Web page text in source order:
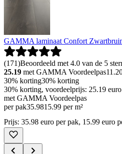
GAMMA laminaat Confort
(171)Beoordeeld met 4.0 van de 5
25.19 met GAMMA Voordeelpas
30% korting30% korting
30% korting, voordeelprijs: 25.19
met GAMMA Voordeelpas
per pak35.9815.99 per m²
Prijs: 35.98 euro per pak, 15.99 euro